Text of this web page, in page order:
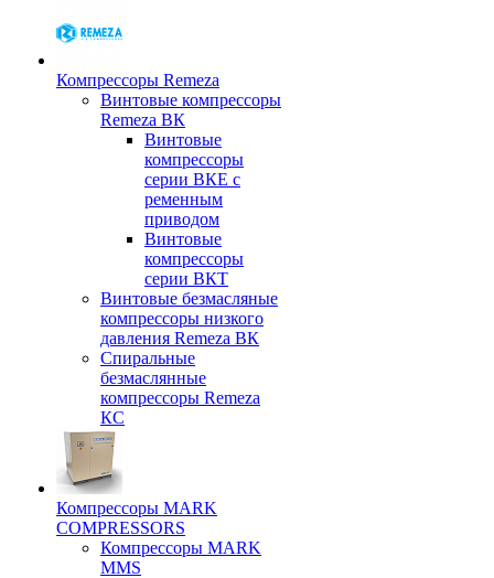
Компрессоры Remeza
Винтовые компрессоры
Remeza ВК
Винтовые
компрессоры
серии ВКЕ с
ременным
приводом
Винтовые
компрессоры
серии ВКТ
Винтовые безмасляные
компрессоры низкого
давления Remeza ВК
Спиральные
безмаслянные
компрессоры Remeza
КС
Компрессоры MARK
COMPRESSORS
Компрессоры MARK
MMS